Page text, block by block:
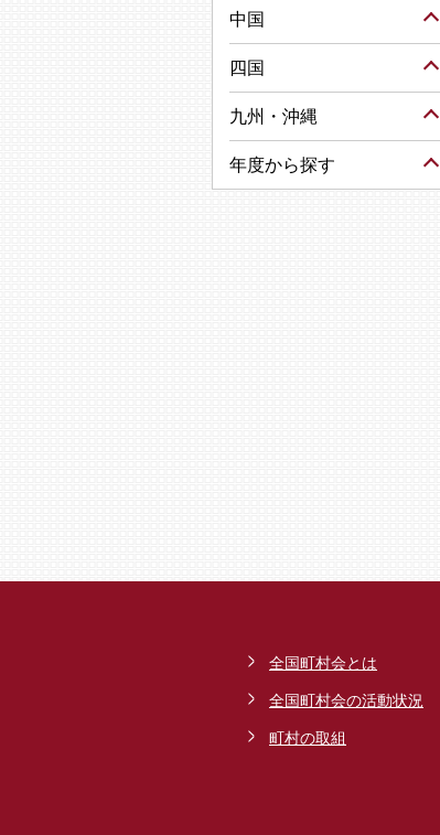
中国
四国
九州・沖縄
年度から探す
全国町村会とは
全国町村会の活動状況
町村の取組